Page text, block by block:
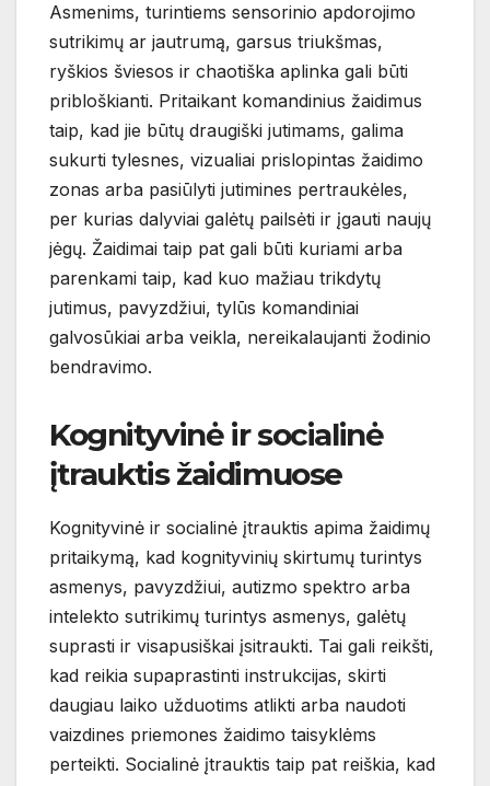
Asmenims, turintiems sensorinio apdorojimo
sutrikimų ar jautrumą, garsus triukšmas,
ryškios šviesos ir chaotiška aplinka gali būti
pribloškianti. Pritaikant komandinius žaidimus
taip, kad jie būtų draugiški jutimams, galima
sukurti tylesnes, vizualiai prislopintas žaidimo
zonas arba pasiūlyti jutimines pertraukėles,
per kurias dalyviai galėtų pailsėti ir įgauti naujų
jėgų. Žaidimai taip pat gali būti kuriami arba
parenkami taip, kad kuo mažiau trikdytų
jutimus, pavyzdžiui, tylūs komandiniai
galvosūkiai arba veikla, nereikalaujanti žodinio
bendravimo.
Kognityvinė ir socialinė
įtrauktis žaidimuose
Kognityvinė ir socialinė įtrauktis apima žaidimų
pritaikymą, kad kognityvinių skirtumų turintys
asmenys, pavyzdžiui, autizmo spektro arba
intelekto sutrikimų turintys asmenys, galėtų
suprasti ir visapusiškai įsitraukti. Tai gali reikšti,
kad reikia supaprastinti instrukcijas, skirti
daugiau laiko užduotims atlikti arba naudoti
vaizdines priemones žaidimo taisyklėms
perteikti. Socialinė įtrauktis taip pat reiškia, kad